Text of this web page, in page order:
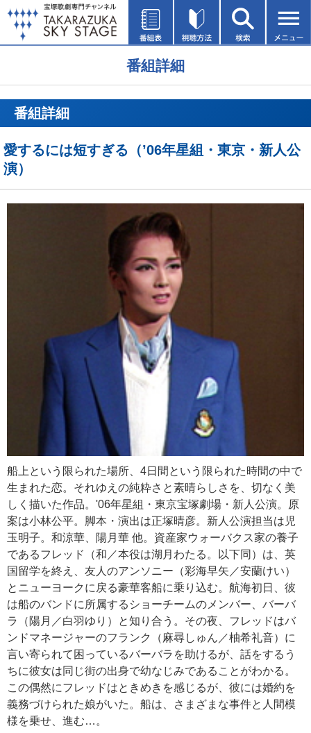
番組詳細
番組詳細
愛するには短すぎる（’06年星組・東京・新人公
演）
船上という限られた場所、4日間という限られた時間の中で
生まれた恋。それゆえの純粋さと素晴らしさを、切なく美
しく描いた作品。'06年星組・東京宝塚劇場・新人公演。原
案は小林公平。脚本・演出は正塚晴彦。新人公演担当は児
玉明子。和涼華、陽月華 他。資産家ウォーバクス家の養子
であるフレッド（和／本役は湖月わたる。以下同）は、英
国留学を終え、友人のアンソニー（彩海早矢／安蘭けい）
とニューヨークに戻る豪華客船に乗り込む。航海初日、彼
は船のバンドに所属するショーチームのメンバー、バーバ
ラ（陽月／白羽ゆり）と知り合う。その夜、フレッドはバ
ンドマネージャーのフランク（麻尋しゅん／柚希礼音）に
言い寄られて困っているバーバラを助けるが、話をするう
ちに彼女は同じ街の出身で幼なじみであることがわかる。
この偶然にフレッドはときめきを感じるが、彼には婚約を
義務づけられた娘がいた。船は、さまざまな事件と人間模
様を乗せ、進む…。